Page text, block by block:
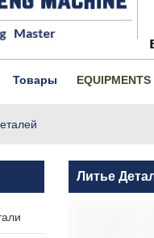
Товары EQUIPMENTS
Литье